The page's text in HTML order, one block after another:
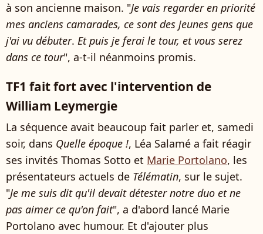
à son ancienne maison. "Je vais regarder en priorité
mes anciens camarades, ce sont des jeunes gens que
j'ai vu débuter. Et puis je ferai le tour, et vous serez
dans ce tour", a-t-il néanmoins promis.
TF1 fait fort avec l'intervention de
William Leymergie
La séquence avait beaucoup fait parler et, samedi
soir, dans Quelle époque !, Léa Salamé a fait réagir
ses invités Thomas Sotto et Marie Portolano, les
présentateurs actuels de Télématin, sur le sujet.
"Je me suis dit qu'il devait détester notre duo et ne
pas aimer ce qu'on fait", a d'abord lancé Marie
Portolano avec humour. Et d'ajouter plus